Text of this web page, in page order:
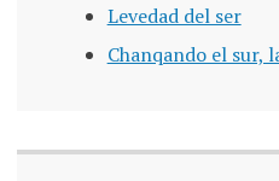
Levedad del ser
Chanqando el sur,